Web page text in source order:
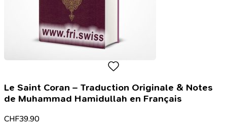
Le Saint Coran – Traduction Originale & Notes
de Muhammad Hamidullah en Français
CHF39.90